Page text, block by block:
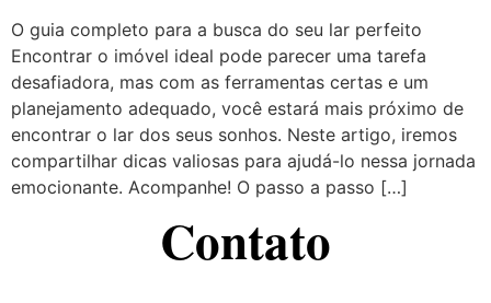
O guia completo para a busca do seu lar perfeito
Encontrar o imóvel ideal pode parecer uma tarefa
desafiadora, mas com as ferramentas certas e um
planejamento adequado, você estará mais próximo de
encontrar o lar dos seus sonhos. Neste artigo, iremos
compartilhar dicas valiosas para ajudá-lo nessa jornada
emocionante. Acompanhe! O passo a passo […]
Contato